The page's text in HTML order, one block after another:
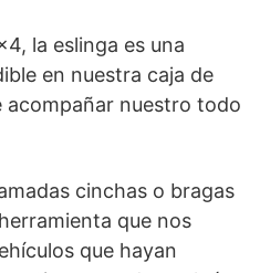
la eslinga es una
en nuestra caja de
acompañar nuestro todo
cinchas o bragas
que nos
que hayan